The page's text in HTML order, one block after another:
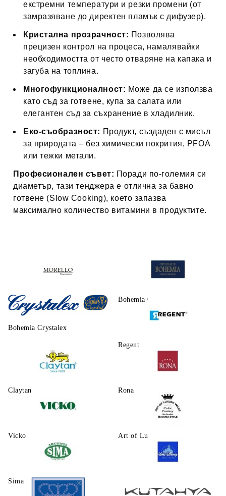
екстремни температури и резки промени (от
замразяване до директен пламък с дифузер).
Кристална прозрачност: Позволява
прецизен контрол на процеса, намалявайки
необходимостта от често отваряне на капака и
загуба на топлина.
Многофункционалност: Може да се използва
като съд за готвене, купа за салата или
елегантен съд за съхранение в хладилник.
Еко-съобразност: Продукт, създаден с мисъл
за природата – без химически покрития, PFOA
или тежки метали.
Професионален съвет: Поради по-големия си
диаметър, тази тенджера е отлична за бавно
готвене (Slow Cooking), което запазва
максимално количество витамини в продуктите.
Morello Bohemia Crystalite
Bohemia Crystalex
Regent
Claytаn Rona
Vicko Art of Luxury Ware
Sima